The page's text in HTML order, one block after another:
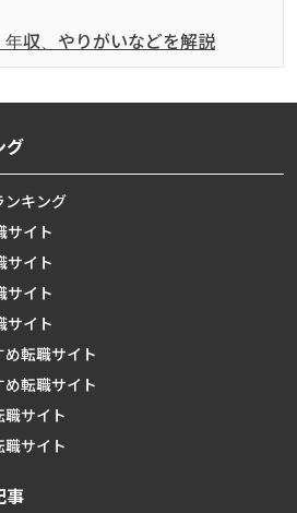
収、やりがいなどを解説
グ
ンキング
サイト
サイト
サイト
サイト
転職サイト
転職サイト
サイト
サイト
事